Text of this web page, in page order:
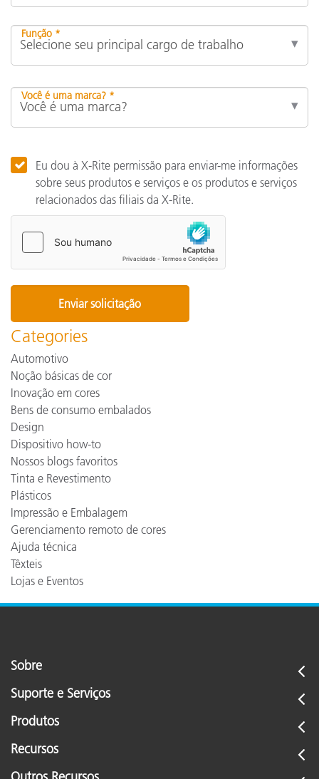
Função *
Você é uma marca? *
Eu dou à X-Rite permissão para enviar-me informações
sobre seus produtos e serviços e os produtos e serviços
relacionados das filiais da X-Rite.
Categories
Automotivo
Noção básicas de cor
Inovação em cores
Bens de consumo embalados
Design
Dispositivo how-to
Nossos blogs favoritos
Tinta e Revestimento
Plásticos
Impressão e Embalagem
Gerenciamento remoto de cores
Ajuda técnica
Têxteis
Lojas e Eventos
Sobre
Suporte e Serviços
Produtos
Recursos